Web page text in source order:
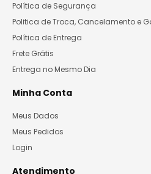
Política de Segurança
Politica de Troca, Cancelamento e
Política de Entrega
Frete Grátis
Entrega no Mesmo Dia
Minha Conta
Meus Dados
Meus Pedidos
Login
Atendimento